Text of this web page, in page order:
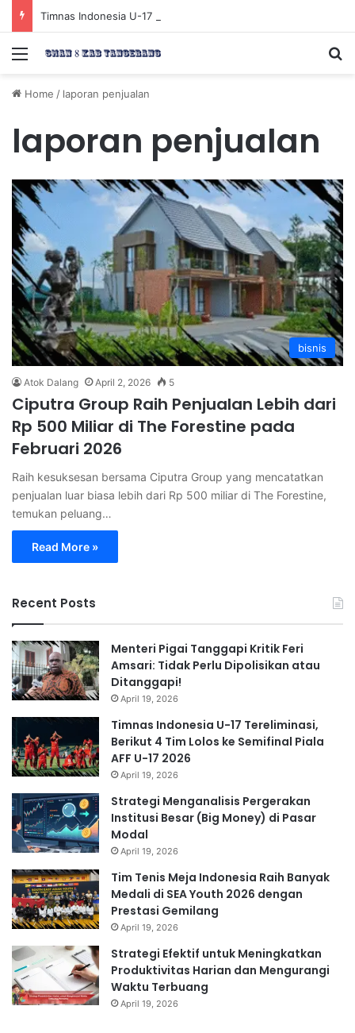
Menu
Home / laporan penjualan
laporan penjualan
bisnis
Atok Dalang April 2, 2026 5
Ciputra Group Raih Penjualan Lebih dari
Rp 500 Miliar di The Forestine pada
Februari 2026
Raih kesuksesan bersama Ciputra Group yang mencatatkan
penjualan luar biasa lebih dari Rp 500 miliar di The Forestine,
temukan peluang…
Read More »
Recent Posts
Menteri Pigai Tanggapi Kritik Feri
Amsari: Tidak Perlu Dipolisikan atau
Ditanggapi!
April 19, 2026
Timnas Indonesia U-17 Tereliminasi,
Berikut 4 Tim Lolos ke Semifinal Piala
AFF U-17 2026
April 19, 2026
Strategi Menganalisis Pergerakan
Institusi Besar (Big Money) di Pasar
Modal
April 19, 2026
Tim Tenis Meja Indonesia Raih Banyak
Medali di SEA Youth 2026 dengan
Prestasi Gemilang
April 19, 2026
Strategi Efektif untuk Meningkatkan
Produktivitas Harian dan Mengurangi
Waktu Terbuang
April 19, 2026